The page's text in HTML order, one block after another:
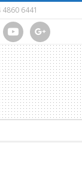
6441
youtube google